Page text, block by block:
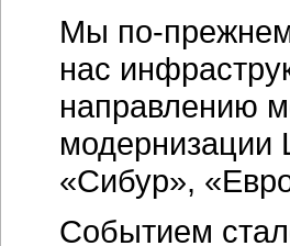
Мы по-
нас
направлению
«Сибур»,
Событием